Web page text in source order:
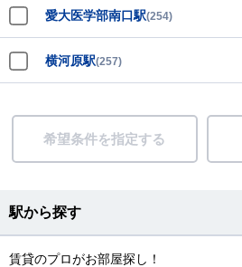
愛大医学部南口駅(254)
横河原駅(257)
希望条件を指定する
駅から探す
賃貸のプロがお部屋探し！